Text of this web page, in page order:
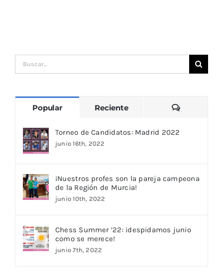
Buscar:
Popular Reciente
Torneo de Candidatos: Madrid 2022
junio 16th, 2022
¡Nuestros profes son la pareja campeona
de la Región de Murcia!
junio 10th, 2022
Chess Summer ’22: ¡despidamos junio
como se merece!
junio 7th, 2022